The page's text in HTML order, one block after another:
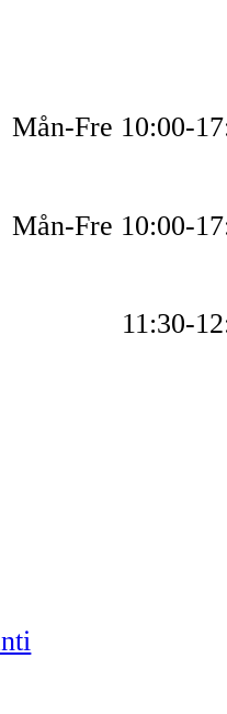
Mån-Fre 10:00-
Mån-Fre 10:00-
11:30-